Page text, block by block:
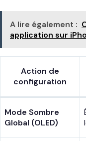
A lire également :
application sur
Action de
configuration
Mode Sombre
Global (OLED)